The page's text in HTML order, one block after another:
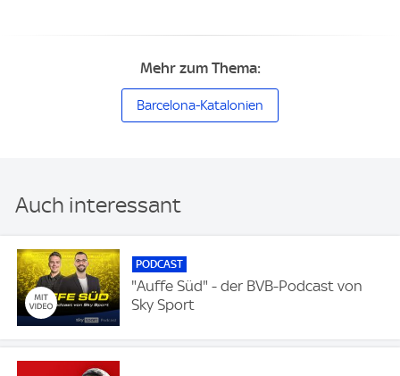
Mehr zum Thema:
Barcelona-Katalonien
Auch interessant
PODCAST
"Auffe Süd" - der BVB-Podcast von
Sky Sport